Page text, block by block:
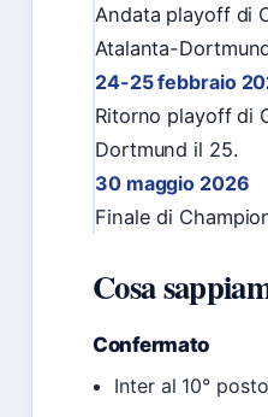
Andata playoff di
Atalanta-
24-25 febbraio
Ritorno playoff di
Dortmund il 25.
30 maggio 2026
Finale di
Cosa
Confermato
Inter al 10°